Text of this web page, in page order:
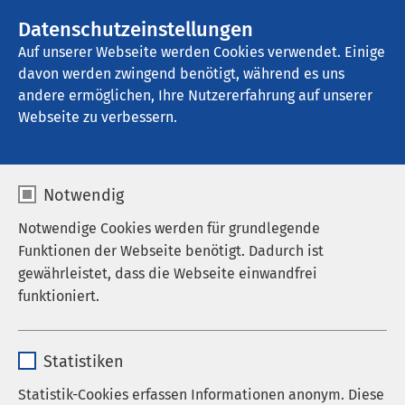
Datenschutzeinstellungen
Auf unserer Webseite werden Cookies verwendet. Einige
davon werden zwingend benötigt, während es uns
andere ermöglichen, Ihre Nutzererfahrung auf unserer
Webseite zu verbessern.
Notwendig
Notwendige Cookies werden für grundlegende
Funktionen der Webseite benötigt. Dadurch ist
gewährleistet, dass die Webseite einwandfrei
funktioniert.
Anbieter sgalinski
Statistiken
Statistik-Cookies erfassen Informationen anonym. Diese
AMEOS Klinikum Fehmarn
Aktuelles
Informationen für Besuchende
Veranstaltungen